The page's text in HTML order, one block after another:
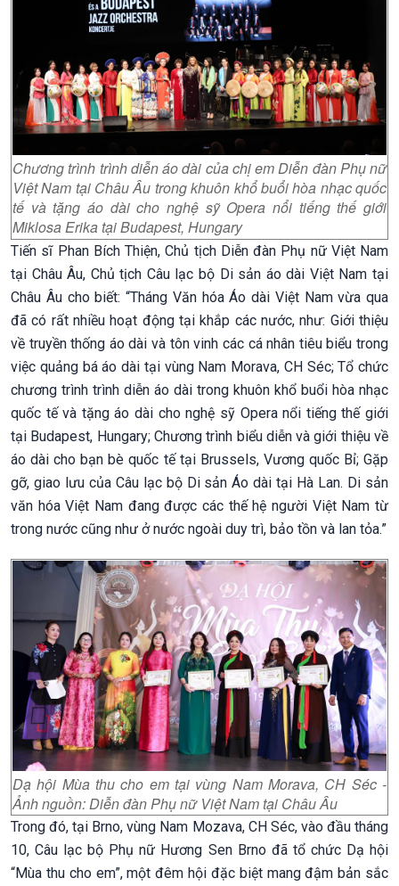
Chương trình trình diễn áo dài của chị em Diễn đàn Phụ nữ
Việt Nam tại Châu Âu trong khuôn khổ buổi hòa nhạc quốc
tế và tặng áo dài cho nghệ sỹ Opera nổi tiếng thế giới
Miklosa Erika tại Budapest, Hungary
Tiến sĩ Phan Bích Thiện, Chủ tịch Diễn đàn Phụ nữ Việt Nam
tại Châu Âu, Chủ tịch Câu lạc bộ Di sản áo dài Việt Nam tại
Châu Âu cho biết: “Tháng Văn hóa Áo dài Việt Nam vừa qua
đã có rất nhiều hoạt động tại khắp các nước, như: Giới thiệu
về truyền thống áo dài và tôn vinh các cá nhân tiêu biểu trong
việc quảng bá áo dài tại vùng Nam Morava, CH Séc; Tổ chức
chương trình trình diễn áo dài trong khuôn khổ buổi hòa nhạc
quốc tế và tặng áo dài cho nghệ sỹ Opera nổi tiếng thế giới
tại Budapest, Hungary; Chương trình biểu diễn và giới thiệu về
áo dài cho bạn bè quốc tế tại Brussels, Vương quốc Bỉ; Gặp
gỡ, giao lưu của Câu lạc bộ Di sản Áo dài tại Hà Lan. Di sản
văn hóa Việt Nam đang được các thế hệ người Việt Nam từ
trong nước cũng như ở nước ngoài duy trì, bảo tồn và lan tỏa.”
Dạ hội Mùa thu cho em tại vùng Nam Morava, CH Séc -
Ảnh nguồn: Diễn đàn Phụ nữ Việt Nam tại Châu Âu
Trong đó, tại Brno, vùng Nam Mozava, CH Séc, vào đầu tháng
10, Câu lạc bộ Phụ nữ Hương Sen Brno đã tổ chức Dạ hội
“Mùa thu cho em”, một đêm hội đặc biệt mang đậm bản sắc